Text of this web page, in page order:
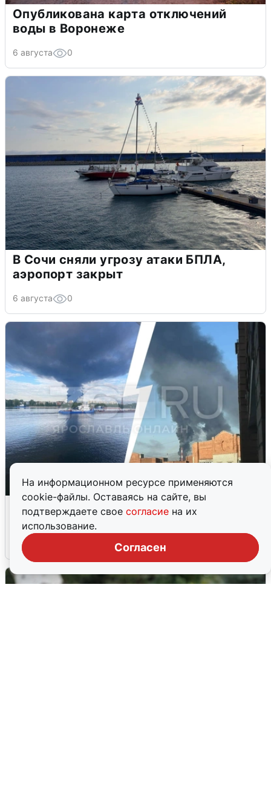
На информационном ресурсе применяются
cookie-файлы. Оставаясь на сайте, вы
подтверждаете свое согласие на их
использование.
Согласен
Опубликована карта отключений
воды в Воронеже
6 августа 0
В Сочи сняли угрозу атаки БПЛА,
аэропорт закрыт
6 августа 0
Ночная атака БПЛА на Ярославль:
попадания и последствия
6 августа